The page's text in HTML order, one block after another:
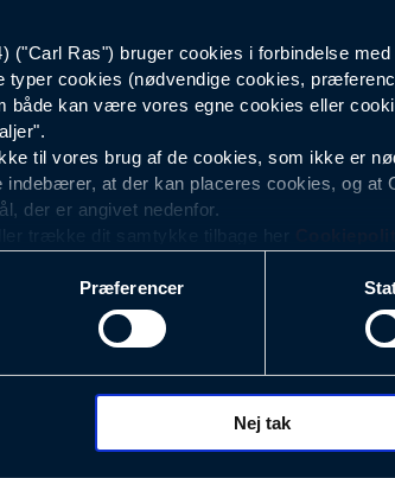
("Carl Ras") bruger cookies i forbindelse
typer cookies (nødvendige cookies,
både kan være vores egne cookies eller
til vores brug af de cookies, som ikke er
indebærer, at der kan placeres cookies, og at
der er angivet nedenfor.
trække dit samtykke tilbage her
med det formål at optimere design,
analyser af, hvilke oplysninger der er mest
hvad der klikkes på, sider/indhold der
(computer, smartphone mv.) samt de features,
Præferencer
Nej tak
Herre
Nyhedsbrev